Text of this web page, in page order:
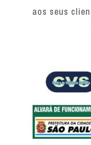
aos seus